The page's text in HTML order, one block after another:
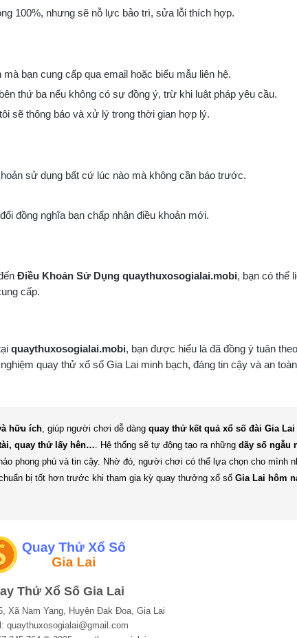
100%, nhưng sẽ nỗ lực bảo trì, sửa lỗi thích hợp.
bạn cung cấp qua email hoặc biểu mẫu liên hệ.
thứ ba nếu không có sự đồng ý, trừ khi luật pháp yêu cầu.
sẽ thông báo và xử lý trong thời gian hợp lý.
sử dụng bất cứ lúc nào mà không cần báo trước.
đồng nghĩa bạn chấp nhận điều khoản mới.
Điều Khoản Sử Dụng quaythuxosogialai.mobi, bạn có thể
cấp.
quaythuxosogialai.mobi, bạn được hiểu là đã đồng ý tuân
quay thử xổ số Gia Lai minh bạch, đáng tin cậy và an
hữu ích , giúp người chơi dễ dàng quay thử kết quả xổ số đài Gia Lai
quay thử lấy hên… . Hệ thống sẽ tự động tạo ra những dãy số ngẫu
phong phú và tin cậy. Nhờ đó, người chơi có thể lựa chọn cho mình
chuẩn bị tốt hơn trước khi tham gia kỳ quay thưởng xổ số Gia Lai hôm
Thử Xổ Số Gia Lai
Xã Nam Yang, Huyện Đak Đoa, Gia Lai
quaythuxosogialai@gmail.com